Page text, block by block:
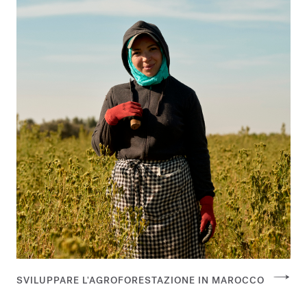
SVILUPPARE L'AGROFORESTAZIONE IN MAROCCO